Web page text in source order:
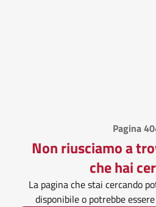
Pagina
Non riusciamo a
che hai
La pagina che stai cercando
disponibile o potrebbe